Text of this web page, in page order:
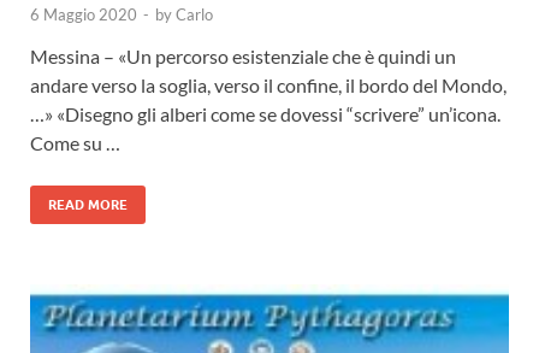
6 Maggio 2020 - byCarlo
Messina – «Un percorso esistenziale che è quindi un
andare verso la soglia, verso il confine, il bordo del Mondo,
…» «Disegno gli alberi come se dovessi “scrivere” un’icona.
Come su …
READ MORE